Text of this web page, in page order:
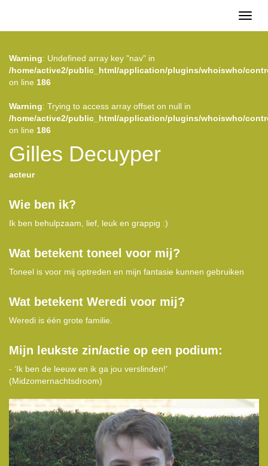
Warning: Undefined array key "nav" in
/home/active2/public_html/application/plugins/whoiswho/
on line 186
Warning: Trying to access array offset on null in
/home/active2/public_html/application/plugins/whoiswho/
on line 186
Gilles Decuyper
acteur
Wie ben ik?
Ik ben behulpzaam, lief, leuk en grappig :)
Wat betekent toneel voor mij?
Toneel is voor mij optreden en mijn fantasie kunnen gebruiken
Wat betekent Weredi voor mij?
Weredi is één grote familie.
Mijn leukste zin/actie op een podium:
- ‘Ik ben de leeuw en ik ga jou verslinden!’
(Midzomernachtsdroom)